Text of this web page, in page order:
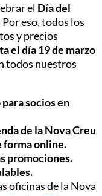
el Día del
eso, todos los
y precios
el día 19 de marzo
todos nuestros
socios en
de la Nova Creu
forma online.
promociones.
oficinas de la Nova